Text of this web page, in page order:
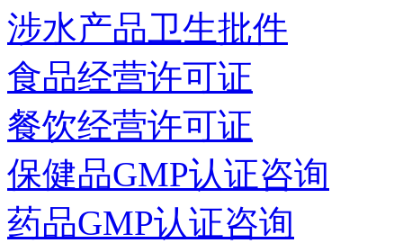
涉水产品卫生批件
食品经营许可证
餐饮经营许可证
保健品GMP认证咨询
药品GMP认证咨询